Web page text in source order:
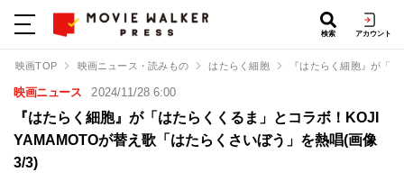
検索 アカウント
映画TOP 映画ニュース・読みもの はたらく細胞 『はたらく細胞』が「
映画ニュース 2024/11/28 6:00
『はたらく細胞』が「はたらくくるま」とコラボ！KOJI
YAMAMOTOが替え歌「はたらくさいぼう」を熱唱(画像
3/3)